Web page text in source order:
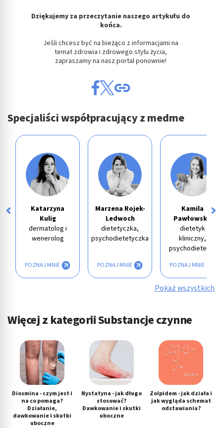
Dziękujemy za przeczytanie naszego artykułu do
końca.
Jeśli chcesz być na bieżąco z informacjami na
temat zdrowia i zdrowego stylu życia,
zapraszamy na nasz portal ponownie!
Specjaliści współpracujący z medme
Katarzyna
Kulig
dermatolog i
wenerolog
POZNAJ MNIE
Marzena Rojek-
Ledwoch
dietetyczka,
psychodietetyczka
POZNAJ MNIE
Kamila
Pawłowska
dietetyk
kliniczny,
psychodietetyk
POZNAJ MNIE
Pokaż wszystkich
Więcej z kategorii Substancje czynne
Diosmina - czym jest i
na co pomaga?
Działanie,
dawkowanie i skutki
uboczne
Nystatyna - jak długo
stosować?
Dawkowanie i skutki
uboczne
Zolpidem - jak działa i
jak wygląda schemat
odstawiania?